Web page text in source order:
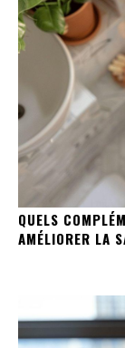
QUELS
AMÉLIORER LA